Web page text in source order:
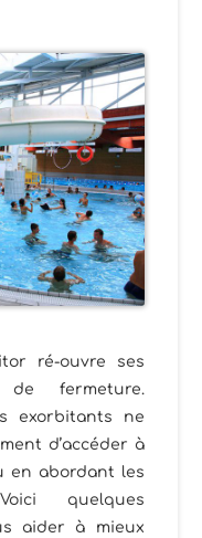
ré-ouvre ses
fermeture.
exorbitants ne
d’accéder à
en abordant les
quelques
aider à mieux